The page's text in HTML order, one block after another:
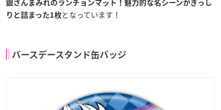
銀さんまみれのランチョンマット！ 魅力的な名シーンがぎっし
りと詰まった1枚となっています！
バースデースタンド缶バッジ